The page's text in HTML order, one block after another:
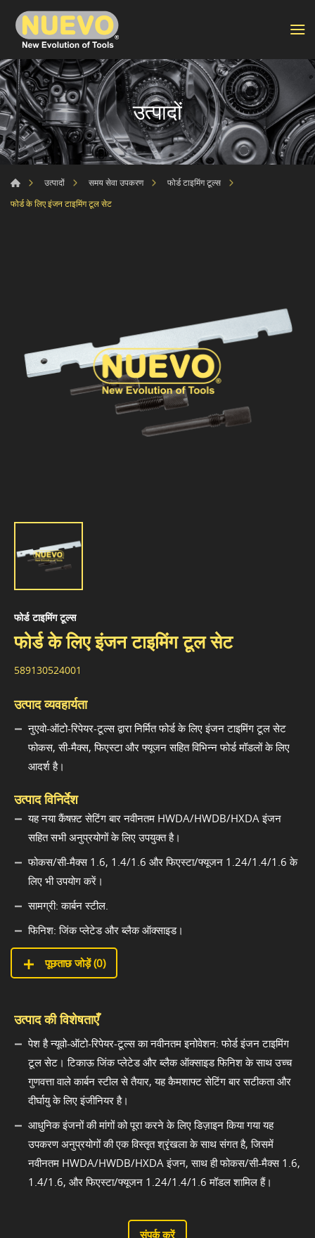
उत्पादों
उत्पादों समय सेवा उपकरण
फोर्ड टाइमिंग टूल्स
फोर्ड के लिए इंजन टाइमिंग टूल सेट
फोर्ड टाइमिंग टूल्स
फोर्ड के लिए इंजन टाइमिंग टूल सेट
589130524001
उत्पाद व्यवहार्यता
नुएवो-ऑटो-रिपेयर-टूल्स द्वारा निर्मित फोर्ड के लिए इंजन टाइमिंग टूल सेट
फोकस, सी-मैक्स, फिएस्टा और फ्यूजन सहित विभिन्न फोर्ड मॉडलों के लिए
आदर्श है।
उत्पाद विनिर्देश
यह नया कैंषफ़्ट सेटिंग बार नवीनतम HWDA/HWDB/HXDA इंजन
सहित सभी अनुप्रयोगों के लिए उपयुक्त है।
फोकस/सी-मैक्स 1.6, 1.4/1.6 और फिएस्टा/फ्यूजन 1.24/1.4/1.6 के
लिए भी उपयोग करें।
सामग्री: कार्बन स्टील.
फिनिश: जिंक प्लेटेड और ब्लैक ऑक्साइड।
पूछताछ जोड़ें (0)
उत्पाद की विशेषताएँ
पेश है न्यूवो-ऑटो-रिपेयर-टूल्स का नवीनतम इनोवेशन: फोर्ड इंजन टाइमिंग
टूल सेट। टिकाऊ जिंक प्लेटेड और ब्लैक ऑक्साइड फिनिश के साथ उच्च
गुणवत्ता वाले कार्बन स्टील से तैयार, यह कैमशाफ्ट सेटिंग बार सटीकता और
दीर्घायु के लिए इंजीनियर है।
आधुनिक इंजनों की मांगों को पूरा करने के लिए डिज़ाइन किया गया यह
उपकरण अनुप्रयोगों की एक विस्तृत श्रृंखला के साथ संगत है, जिसमें
नवीनतम HWDA/HWDB/HXDA इंजन, साथ ही फोकस/सी-मैक्स 1.6,
1.4/1.6, और फिएस्टा/फ्यूजन 1.24/1.4/1.6 मॉडल शामिल हैं।
संपर्क करें